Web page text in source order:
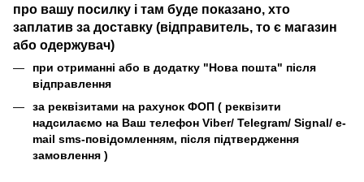
про вашу посилку і там буде показано, хто
заплатив за доставку (відправитель, то є магазин
або одержувач)
при отриманні або в додатку "Нова пошта" після
відправлення
за реквізитами на рахунок ФОП ( реквізити
надсилаємо на Ваш телефон Viber/ Telegram/ Signal/ e-
mail sms-повідомленням, після підтвердження
замовлення )